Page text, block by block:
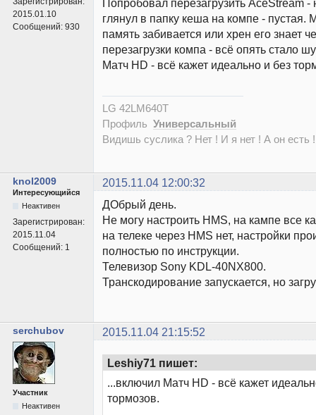
2015.01.10
Сообщений: 930
Попробовал перезагрузить AceStream -
глянул в папку кеша на компе - пустая.
память забивается или хрен его знает
перезагрузки компа - всё опять стало
Матч HD - всё кажет идеально и без
LG 42LM640T
Профиль Универсальный
Видишь суслика ? Нет ! И я нет ! А он есть
knol2009 2015.11.04 12:00:32
Интересующийся
Неактивен
Зарегистрирован:
2015.11.04
Сообщений: 1
ДОбрый день.
Не могу настроить HMS, на кампе все
на телеке через HMS нет, настройки
полностью по инструкции.
Телевизор Sony KDL-40NX800.
Транскодирование запускается, но
serchubov 2015.11.04 21:15:52
Участник
Неактивен
Leshiy71 пишет:
...включил Матч HD - всё кажет
тормозов.